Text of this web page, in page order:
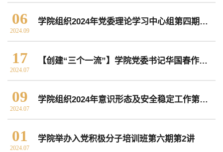
常用办公电话 办事流程 材料下载
06
2024.09
学院组织2024年党委理论学习中心组第四期集中学习
17
2024.07
【创建“三个一流”】学院党委书记华国春作师德师风集中学习教育暨党纪学习教育警示教育专题报告
09
2024.07
学院组织2024年意识形态及安全稳定工作第二期研判会
01
2024.07
学院举办入党积极分子培训班第六期第2讲